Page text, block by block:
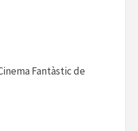
Fantàstic de